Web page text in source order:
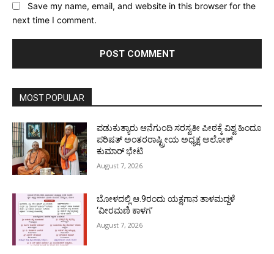
Save my name, email, and website in this browser for the
next time I comment.
MOST POPULAR
ಪಡುಕುತ್ಯಾರು ಆನೆಗುಂದಿ ಸರಸ್ವತೀ ಪೀಠಕ್ಕೆ ವಿಶ್ವ ಹಿಂದೂ
ಪರಿಷತ್ ಅಂತರರಾಷ್ಟ್ರೀಯ ಅಧ್ಯಕ್ಷ ಅಲೋಕ್
ಕುಮಾರ್ ಭೇಟಿ
August 7, 2026
ಬೋಳದಲ್ಲಿ ಆ.9ರಂದು ಯಕ್ಷಗಾನ ತಾಳಮದ್ದಳೆ
‘ವೀರಮಣಿ ಕಾಳಗ’
August 7, 2026